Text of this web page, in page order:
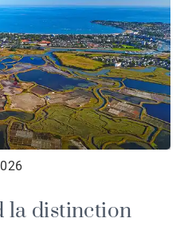
la distinction